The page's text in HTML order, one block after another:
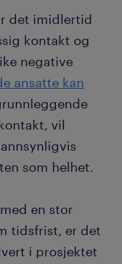
det imidlertid
kontakt og
negative
ansatte kan
vil
som helhet.
en stor
tidsfrist, er det
i prosjektet